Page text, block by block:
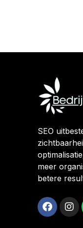
SEO
meer
betere